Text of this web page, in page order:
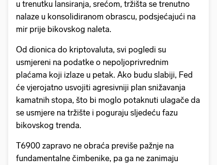
u trenutku lansiranja, srećom, tržišta se trenutno
nalaze u konsolidiranom obrascu, podsjećajući na
mir prije bikovskog naleta.
Od dionica do kriptovaluta, svi pogledi su
usmjereni na podatke o nepoljoprivrednim
plaćama koji izlaze u petak. Ako budu slabiji, Fed
će vjerojatno usvojiti agresivniji plan snižavanja
kamatnih stopa, što bi moglo potaknuti ulagače da
se usmjere na tržište i poguraju sljedeću fazu
bikovskog trenda.
T6900 zapravo ne obraća previše pažnje na
fundamentalne čimbenike, pa ga ne zanimaju